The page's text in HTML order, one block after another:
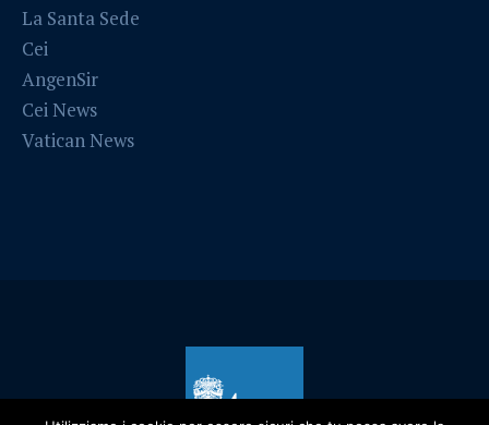
La Santa Sede
Cei
AngenSir
Cei News
Vatican News